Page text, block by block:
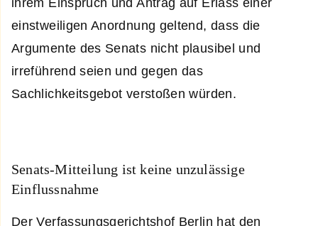
ihrem Einspruch und Antrag auf Erlass einer
einstweiligen Anordnung geltend, dass die
Argumente des Senats nicht plausibel und
irreführend seien und gegen das
Sachlichkeitsgebot verstoßen würden.
Senats-Mitteilung ist keine unzulässige
Einflussnahme
Der Verfassungsgerichtshof Berlin hat den